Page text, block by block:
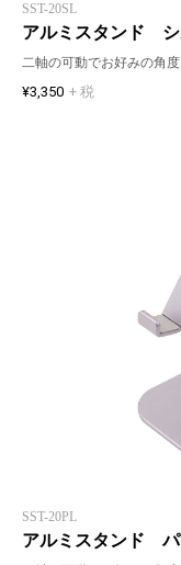
SST-20SL
アルミスタンド シ
二軸の可動でお好みの角
¥3,350 + 税
SST-20PL
アルミスタンド パ